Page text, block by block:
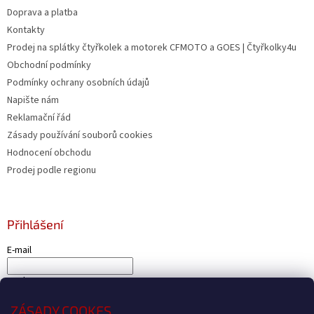
Doprava a platba
Kontakty
Prodej na splátky čtyřkolek a motorek CFMOTO a GOES | Čtyřkolky4u
Obchodní podmínky
Podmínky ochrany osobních údajů
Napište nám
Reklamační řád
Zásady používání souborů cookies
Hodnocení obchodu
Prodej podle regionu
Přihlášení
E-mail
Heslo